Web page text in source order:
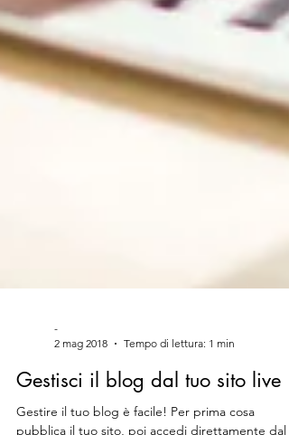
2 mag 2018
Tempo di lettura: 1 min
Gestisci il blog dal tuo sito live